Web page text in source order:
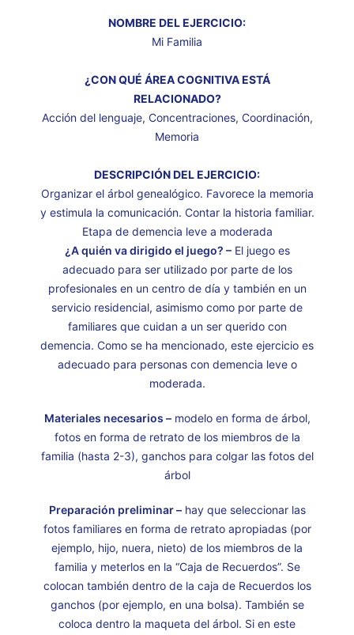
NOMBRE DEL EJERCICIO:
Mi Familia
¿CON QUÉ ÁREA COGNITIVA ESTÁ
RELACIONADO?
Acción del lenguaje, Concentraciones, Coordinación,
Memoria
DESCRIPCIÓN DEL EJERCICIO:
Organizar el árbol genealógico. Favorece la memoria
y estimula la comunicación. Contar la historia familiar.
Etapa de demencia leve a moderada
¿A quién va dirigido el juego? –El juego es
adecuado para ser utilizado por parte de los
profesionales en un centro de día y también en un
servicio residencial, asimismo como por parte de
familiares que cuidan a un ser querido con
demencia. Como se ha mencionado, este ejercicio es
adecuado para personas con demencia leve o
moderada.
Materiales necesarios –modelo en forma de árbol,
fotos en forma de retrato de los miembros de la
familia (hasta 2-3), ganchos para colgar las fotos del
árbol
Preparación preliminar –hay que seleccionar las
fotos familiares en forma de retrato apropiadas (por
ejemplo, hijo, nuera, nieto) de los miembros de la
familia y meterlos en la “Caja de Recuerdos”. Se
colocan también dentro de la caja de Recuerdos los
ganchos (por ejemplo, en una bolsa). También se
coloca dentro la maqueta del árbol. Si en este